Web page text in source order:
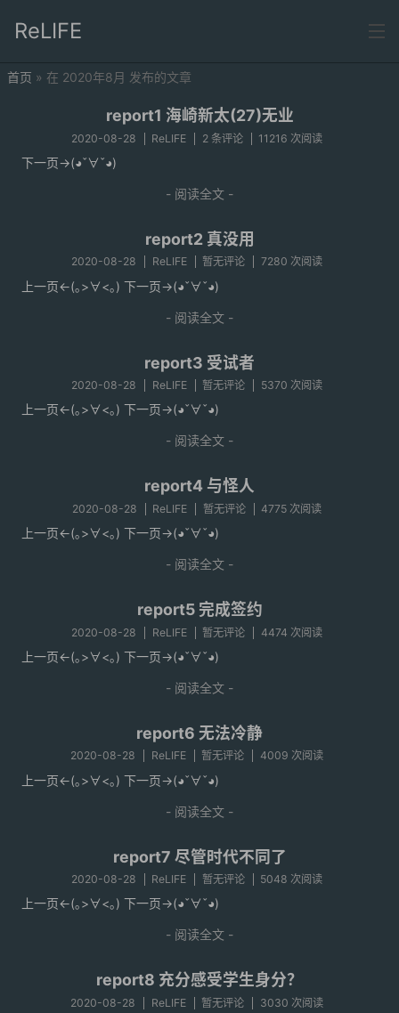
ReLIFE
分类
首页 » 在 2020年8月 发布的文章
report1 海崎新太(27)无业
2020-08-28 ReLIFE 2 条评论 11216 次阅读
下一页->(◕ˇ∀ˇ◕)
- 阅读全文 -
report2 真没用
2020-08-28 ReLIFE 暂无评论 7280 次阅读
上一页<-(｡>∀<｡) 下一页->(◕ˇ∀ˇ◕)
- 阅读全文 -
report3 受试者
2020-08-28 ReLIFE 暂无评论 5370 次阅读
上一页<-(｡>∀<｡) 下一页->(◕ˇ∀ˇ◕)
- 阅读全文 -
report4 与怪人
2020-08-28 ReLIFE 暂无评论 4775 次阅读
上一页<-(｡>∀<｡) 下一页->(◕ˇ∀ˇ◕)
- 阅读全文 -
report5 完成签约
2020-08-28 ReLIFE 暂无评论 4474 次阅读
上一页<-(｡>∀<｡) 下一页->(◕ˇ∀ˇ◕)
- 阅读全文 -
report6 无法冷静
2020-08-28 ReLIFE 暂无评论 4009 次阅读
上一页<-(｡>∀<｡) 下一页->(◕ˇ∀ˇ◕)
- 阅读全文 -
report7 尽管时代不同了
2020-08-28 ReLIFE 暂无评论 5048 次阅读
上一页<-(｡>∀<｡) 下一页->(◕ˇ∀ˇ◕)
- 阅读全文 -
report8 充分感受学生身分？
2020-08-28 ReLIFE 暂无评论 3030 次阅读